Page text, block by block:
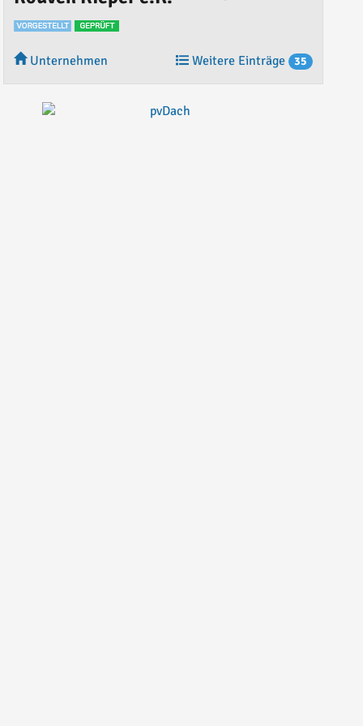
Unternehmen Weitere Einträge 35